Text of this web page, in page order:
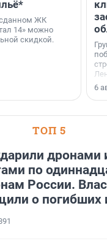
сданном ЖК
14» можно
скидкой.
6
ТОП 5
дронами
по
России.
о погибших